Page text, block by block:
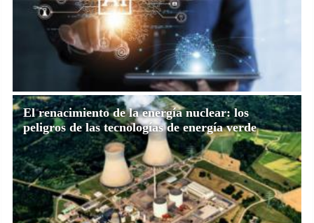
El renacimiento de la energía nuclear: los
peligros de las tecnologías de energía verde